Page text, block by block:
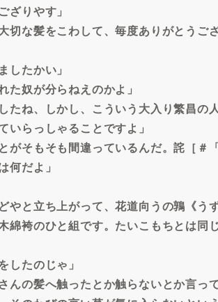
ざりやす」
切な髪をこわして、毎度ありがとう
したかい」
た奴が分らねえのかよ」
たね、しかし、こういう大入り繁昌
いらっしゃることですよ」
がそもそも間違っているんだ。詫［＃
何だよ」
やと立ち上がって、花道向うの鶉《う
綿袴のひと組です。たいこもちとは同
したのじゃ」
んの髪へ触ったとか触らないとか言